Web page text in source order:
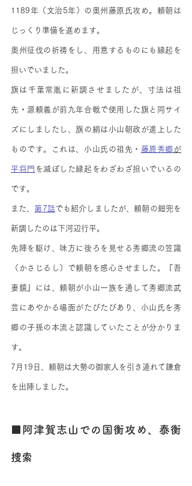
1189年（文治5年）の奥州藤原氏攻め。頼朝は
じっくり準備を進めます。
奥州征伐の祈祷をし、用意するものにも縁起を
担いでいました。
旗は千葉常胤に新調させましたが、寸法は祖
先・源頼義が前九年合戦で使用した旗と同サイ
ズにしましたし、旗の絹は小山朝政が進上した
ものです。これは、小山氏の祖先・ 藤原秀郷が
平将門 を滅ぼした縁起をわざわざ担いでいるの
です。
また、 第7話でも紹介しましたが、頼朝の鎧兜を
新調したのは下河辺行平。
先陣を駆け、味方に後ろを見せる秀郷流の笠識
（かさじるし）で頼朝を感心させました。『吾
妻鏡』には、頼朝が小山一族を通して秀郷流武
芸にあやかる場面がたびたびあり、小山氏を秀
郷の子孫の本流と認識していたことが分かりま
す。
7月19日、頼朝は大勢の御家人を引き連れて鎌倉
を出陣しました。
■阿津賀志山での国衡攻め、泰衡
捜索